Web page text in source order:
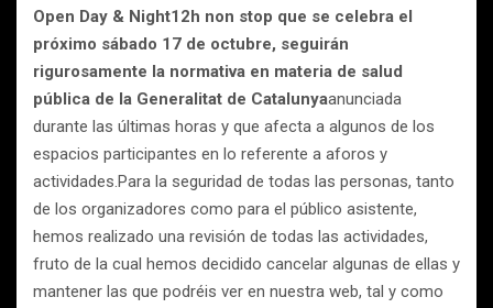
Open Day & Night12h non stop que se celebra el
próximo sábado 17 de octubre, seguirán
rigurosamente la normativa en materia de salud
pública de la Generalitat de Catalunyaanunciada
durante las últimas horas y que afecta a algunos de los
espacios participantes en lo referente a aforos y
actividades.Para la seguridad de todas las personas, tanto
de los organizadores como para el público asistente,
hemos realizado una revisión de todas las actividades,
fruto de la cual hemos decidido cancelar algunas de ellas y
mantener las que podréis ver en nuestra web, tal y como